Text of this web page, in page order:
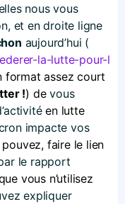
nous vous
et en droite ligne
aujourd’hui (
​l​a​-​l​u​t​t​e​-​p​o​u​r​-​l​
format assez court
!) devous
en lutte
impacte vos
faire le lien
le rapport
vous n’utilisez
expliquer